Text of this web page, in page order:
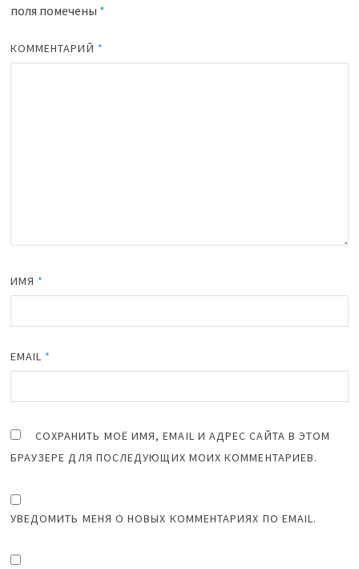
поля помечены *
КОММЕНТАРИЙ *
ИМЯ *
EMAIL *
СОХРАНИТЬ МОЁ ИМЯ, EMAIL И АДРЕС САЙТА В ЭТОМ
БРАУЗЕРЕ ДЛЯ ПОСЛЕДУЮЩИХ МОИХ КОММЕНТАРИЕВ.
УВЕДОМИТЬ МЕНЯ О НОВЫХ КОММЕНТАРИЯХ ПО EMAIL.